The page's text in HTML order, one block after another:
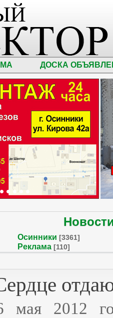
ДОСКА
Осинники [3361]
Реклама [110]
2012 года